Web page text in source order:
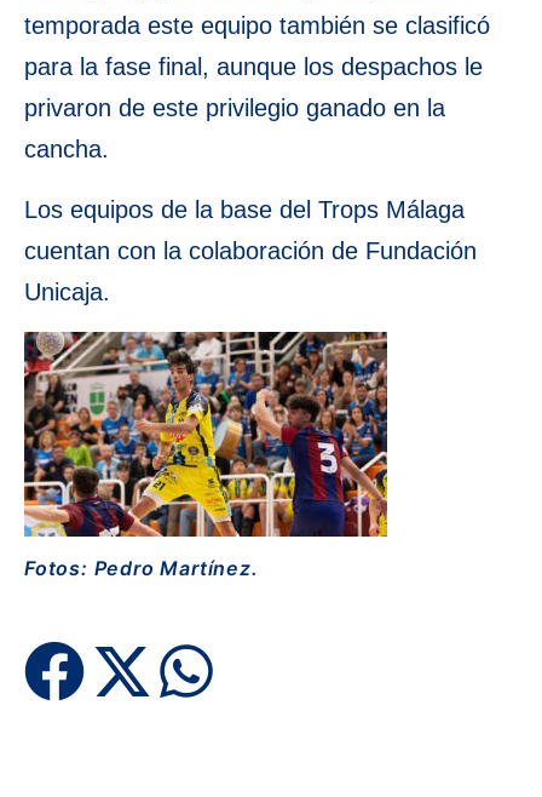
temporada este equipo también se clasificó
para la fase final, aunque los despachos le
privaron de este privilegio ganado en la
cancha.
Los equipos de la base del Trops Málaga
cuentan con la colaboración de Fundación
Unicaja.
Fotos: Pedro Martínez.